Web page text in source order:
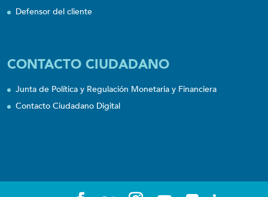
Defensor del cliente
CONTACTO CIUDADANO
Junta de Política y Regulación Monetaria y Financiera
Contacto Ciudadano Digital